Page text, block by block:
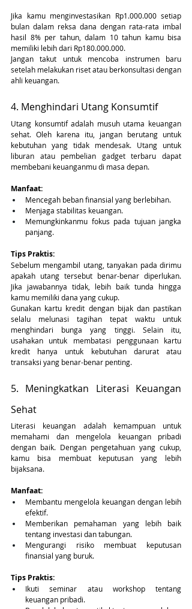
Jika kamu menginvestasikan Rp1.000.000 setiap
bulan dalam reksa dana dengan rata-rata imbal
hasil 8% per tahun, dalam 10 tahun kamu bisa
memiliki lebih dari Rp180.000.000.
Jangan takut untuk mencoba instrumen baru
setelah melakukan riset atau berkonsultasi dengan
ahli keuangan.
4. Menghindari Utang Konsumtif
Utang konsumtif adalah musuh utama keuangan
sehat. Oleh karena itu, jangan berutang untuk
kebutuhan yang tidak mendesak. Utang untuk
liburan atau pembelian gadget terbaru dapat
membebani keuanganmu di masa depan.
Manfaat:
Mencegah beban finansial yang berlebihan.
Menjaga stabilitas keuangan.
Memungkinkanmu fokus pada tujuan jangka
panjang.
Tips Praktis:
Sebelum mengambil utang, tanyakan pada dirimu
apakah utang tersebut benar-benar diperlukan.
Jika jawabannya tidak, lebih baik tunda hingga
kamu memiliki dana yang cukup.
Gunakan kartu kredit dengan bijak dan pastikan
selalu melunasi tagihan tepat waktu untuk
menghindari bunga yang tinggi. Selain itu,
usahakan untuk membatasi penggunaan kartu
kredit hanya untuk kebutuhan darurat atau
transaksi yang benar-benar penting.
5. Meningkatkan Literasi Keuangan
Sehat
Literasi keuangan adalah kemampuan untuk
memahami dan mengelola keuangan pribadi
dengan baik. Dengan pengetahuan yang cukup,
kamu bisa membuat keputusan yang lebih
bijaksana.
Manfaat:
Membantu mengelola keuangan dengan lebih
efektif.
Memberikan pemahaman yang lebih baik
tentang investasi dan tabungan.
Mengurangi risiko membuat keputusan
finansial yang buruk.
Tips Praktis:
Ikuti seminar atau workshop tentang
keuangan pribadi.